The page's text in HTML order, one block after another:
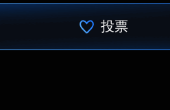
投票